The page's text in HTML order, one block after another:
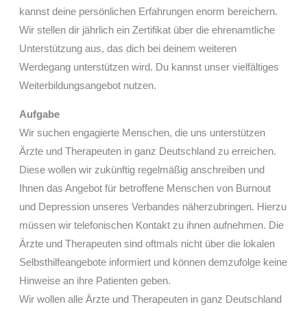
kannst deine persönlichen Erfahrungen enorm bereichern.
Wir stellen dir jährlich ein Zertifikat über die ehrenamtliche
Unterstützung aus, das dich bei deinem weiteren
Werdegang unterstützen wird. Du kannst unser vielfältiges
Weiterbildungsangebot nutzen.
Aufgabe
Wir suchen engagierte Menschen, die uns unterstützen
Ärzte und Therapeuten in ganz Deutschland zu erreichen.
Diese wollen wir zukünftig regelmäßig anschreiben und
Ihnen das Angebot für betroffene Menschen von Burnout
und Depression unseres Verbandes näherzubringen. Hierzu
müssen wir telefonischen Kontakt zu ihnen aufnehmen. Die
Ärzte und Therapeuten sind oftmals nicht über die lokalen
Selbsthilfeangebote informiert und können demzufolge keine
Hinweise an ihre Patienten geben.
Wir wollen alle Ärzte und Therapeuten in ganz Deutschland